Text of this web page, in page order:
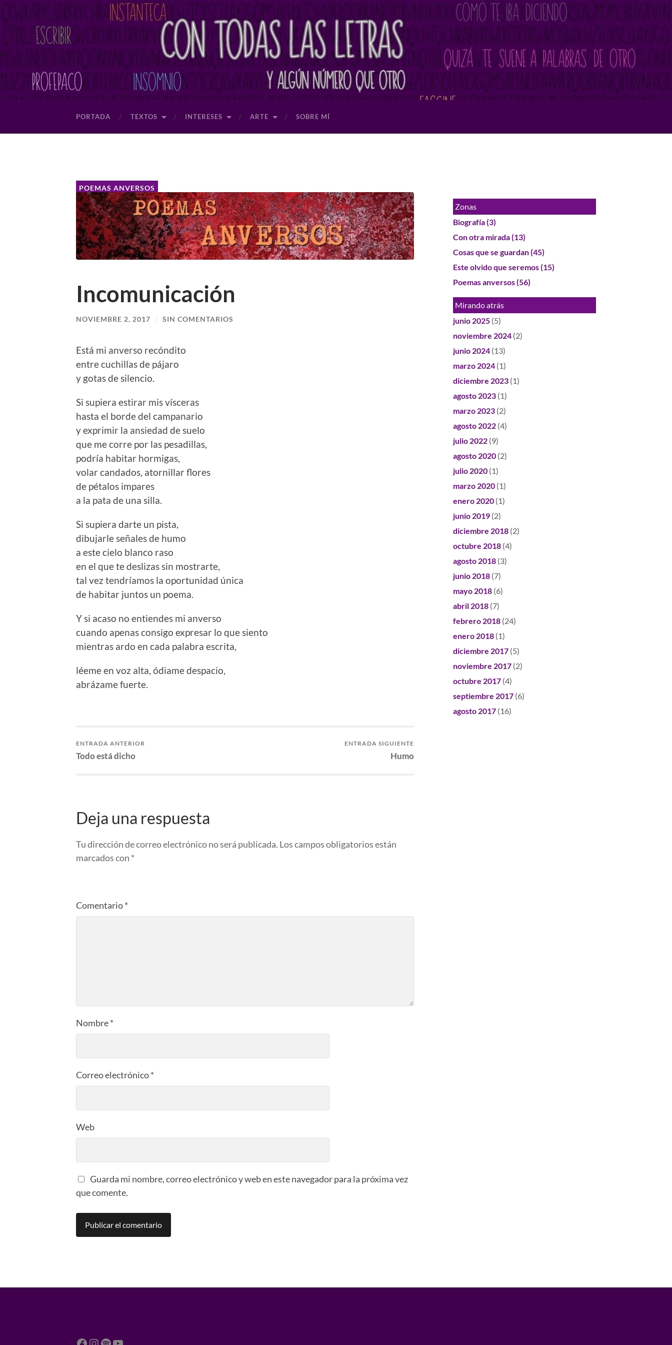
PORTADA TEXTOS INTERESES ARTE SOBRE MÍ
POEMAS ANVERSOS
Incomunicación
NOVIEMBRE 2, 2017 / SIN COMENTARIOS
Está mi anverso recóndito
entre cuchillas de pájaro
y gotas de silencio.
Si supiera estirar mis vísceras
hasta el borde del campanario
y exprimir la ansiedad de suelo
que me corre por las pesadillas,
podría habitar hormigas,
volar candados, atornillar flores
de pétalos impares
a la pata de una silla.
Si supiera darte un pista,
dibujarle señales de humo
a este cielo blanco raso
en el que te deslizas sin mostrarte,
tal vez tendríamos la oportunidad única
de habitar juntos un poema.
Y si acaso no entiendes mi anverso
cuando apenas consigo expresar lo que siento
mientras ardo en cada palabra escrita,
léeme en voz alta, ódiame despacio,
abrázame fuerte.
ENTRADA ANTERIOR
Todo está dicho
ENTRADA SIGUIENTE
Humo
Deja una respuesta
Tu dirección de correo electrónico no será publicada. Los campos obligatorios están
marcados con *
Comentario*
Nombre*
Correo electrónico*
Web
Guarda mi nombre, correo electrónico y web en este navegador para la próxima vez
que comente.
Zonas
Biografía(3)
Con otra mirada(13)
Cosas que se guardan(45)
Este olvido que seremos(15)
Poemas anversos(56)
Mirando atrás
junio 2025 (5)
noviembre 2024 (2)
junio 2024 (13)
marzo 2024 (1)
diciembre 2023 (1)
agosto 2023 (1)
marzo 2023 (2)
agosto 2022 (4)
julio 2022 (9)
agosto 2020 (2)
julio 2020 (1)
marzo 2020 (1)
enero 2020 (1)
junio 2019 (2)
diciembre 2018 (2)
octubre 2018 (4)
agosto 2018 (3)
junio 2018 (7)
mayo 2018 (6)
abril 2018 (7)
febrero 2018 (24)
enero 2018 (1)
diciembre 2017 (5)
noviembre 2017 (2)
octubre 2017 (4)
septiembre 2017 (6)
agosto 2017 (16)